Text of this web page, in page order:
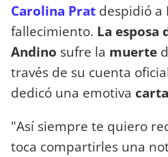
Carolina Prat despidió a
fallecimiento. La esposa
Andino sufre la muerte
través de su cuenta
dedicó una emotiva carta
"Así siempre te quiero
toca compartirles una